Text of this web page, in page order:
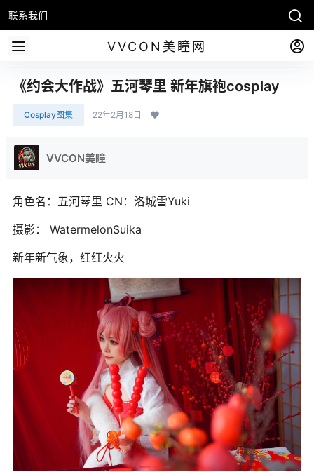
联系我们
VVCON美瞳网
《约会大作战》五河琴里 新年旗袍cosplay
Cosplay图集 22年2月18日
VVCON美瞳
角色名：五河琴里 CN：洛城雪Yuki
摄影： WatermelonSuika
新年新气象，红红火火